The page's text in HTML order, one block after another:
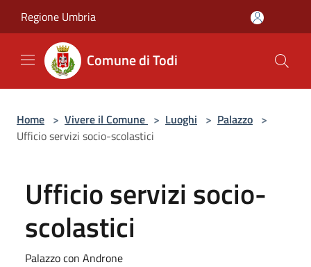
Regione Umbria
Comune di Todi
Home > Vivere il Comune > Luoghi > Palazzo >
Ufficio servizi socio-scolastici
Ufficio servizi socio-
scolastici
Palazzo con Androne